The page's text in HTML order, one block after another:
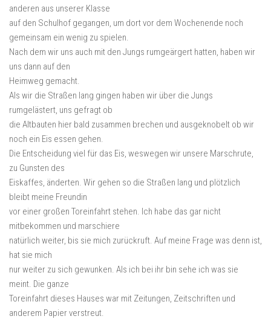
anderen aus unserer Klasse
auf den Schulhof gegangen, um dort vor dem Wochenende noch
gemeinsam ein wenig zu spielen.
Nach dem wir uns auch mit den Jungs rumgeärgert hatten, haben wir
uns dann auf den
Heimweg gemacht.
Als wir die Straßen lang gingen haben wir über die Jungs
rumgelästert, uns gefragt ob
die Altbauten hier bald zusammen brechen und ausgeknobelt ob wir
noch ein Eis essen gehen.
Die Entscheidung viel für das Eis, weswegen wir unsere Marschrute,
zu Gunsten des
Eiskaffes, änderten. Wir gehen so die Straßen lang und plötzlich
bleibt meine Freundin
vor einer großen Toreinfahrt stehen. Ich habe das gar nicht
mitbekommen und marschiere
natürlich weiter, bis sie mich zurückruft. Auf meine Frage was denn ist,
hat sie mich
nur weiter zu sich gewunken. Als ich bei ihr bin sehe ich was sie
meint. Die ganze
Toreinfahrt dieses Hauses war mit Zeitungen, Zeitschriften und
anderem Papier verstreut.